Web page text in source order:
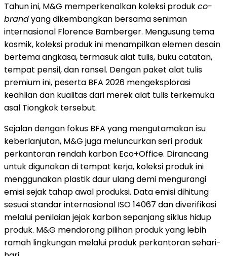
Tahun ini, M&G memperkenalkan koleksi produkco-
brandyang dikembangkan bersama seniman
internasional Florence Bamberger. Mengusung tema
kosmik, koleksi produk ini menampilkan elemen desain
bertema angkasa, termasuk alat tulis, buku catatan,
tempat pensil, dan ransel. Dengan paket alat tulis
premium ini, peserta BFA 2026 mengeksplorasi
keahlian dan kualitas dari merek alat tulis terkemuka
asal Tiongkok tersebut.
Sejalan dengan fokus BFA yang mengutamakan isu
keberlanjutan, M&G juga meluncurkan seri produk
perkantoran rendah karbon Eco+Office. Dirancang
untuk digunakan di tempat kerja, koleksi produk ini
menggunakan plastik daur ulang demi mengurangi
emisi sejak tahap awal produksi. Data emisi dihitung
sesuai standar internasional ISO 14067 dan diverifikasi
melalui penilaian jejak karbon sepanjang siklus hidup
produk. M&G mendorong pilihan produk yang lebih
ramah lingkungan melalui produk perkantoran sehari-